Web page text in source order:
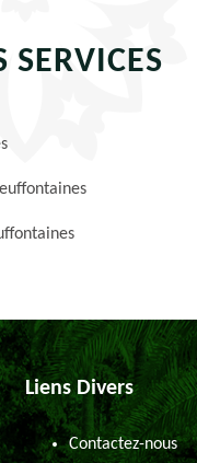
SERVICES
Liens Divers
Contactez-nous